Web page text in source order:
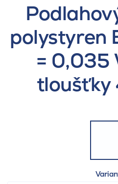
polystyren
= 0,035
tloušťky